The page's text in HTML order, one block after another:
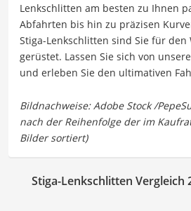
Lenkschlitten am besten zu Ihnen
Abfahrten bis hin zu präzisen
Stiga-Lenkschlitten sind Sie für den
gerüstet. Lassen Sie sich von
und erleben Sie den ultimativen
Stiga-Lenkschlitten Vergleich